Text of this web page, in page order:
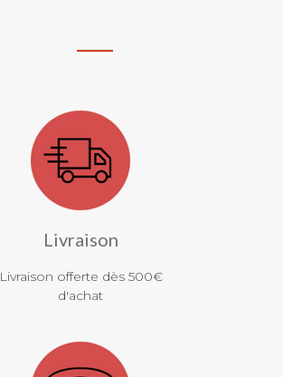
Livraison
Livraison offerte dès 500€
d'achat